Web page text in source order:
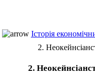
Історія
2.
2.